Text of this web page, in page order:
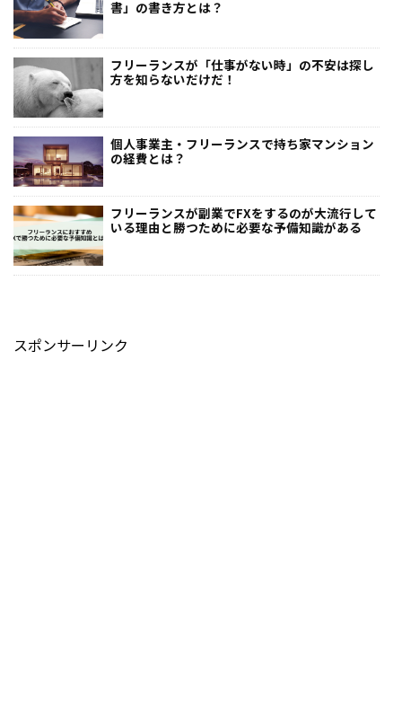
書」の書き方とは？
フリーランスが「仕事がない時」の不安は探し
方を知らないだけだ！
個人事業主・フリーランスで持ち家マンション
の経費とは？
フリーランスが副業でFXをするのが大流行して
いる理由と勝つために必要な予備知識がある
スポンサーリンク